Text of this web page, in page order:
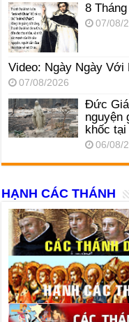
8
07/08/
Video: Ngày Ngày Với
07/08/2026
Đức
nguyện
khốc
06/08/
HẠNH CÁC THÁNH